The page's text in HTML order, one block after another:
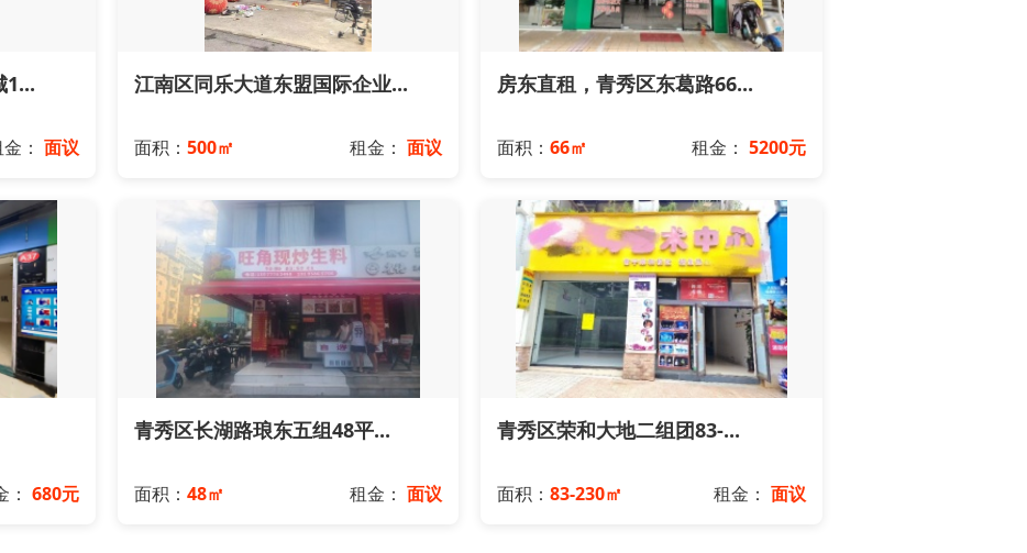
1...
： 面议
江南区同乐大道东盟国际企业...
面积： 500㎡ 租金：面议
房东直租，青秀区东葛路66...
面积：66㎡ 租金： 5200元
： 680元
青秀区长湖路琅东五组48平...
面积： 48㎡ 租金：面议
青秀区荣和大地二组团83-...
面积：83-230㎡ 租金： 面议